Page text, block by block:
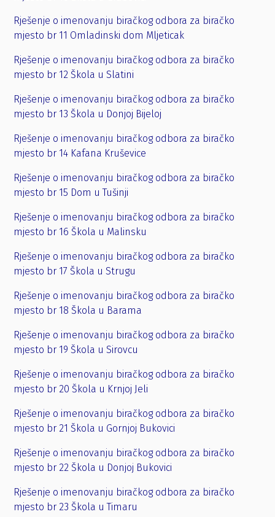
Rješenje o imenovanju biračkog odbora za biračko
mjesto br 11 Omladinski dom Mljeticak
Rješenje o imenovanju biračkog odbora za biračko
mjesto br 12 Škola u Slatini
Rješenje o imenovanju biračkog odbora za biračko
mjesto br 13 Škola u Donjoj Bijeloj
Rješenje o imenovanju biračkog odbora za biračko
mjesto br 14 Kafana Kruševice
Rješenje o imenovanju biračkog odbora za biračko
mjesto br 15 Dom u Tušinji
Rješenje o imenovanju biračkog odbora za biračko
mjesto br 16 Škola u Malinsku
Rješenje o imenovanju biračkog odbora za biračko
mjesto br 17 Škola u Strugu
Rješenje o imenovanju biračkog odbora za biračko
mjesto br 18 Škola u Barama
Rješenje o imenovanju biračkog odbora za biračko
mjesto br 19 Škola u Sirovcu
Rješenje o imenovanju biračkog odbora za biračko
mjesto br 20 Škola u Krnjoj Jeli
Rješenje o imenovanju biračkog odbora za biračko
mjesto br 21 Škola u Gornjoj Bukovici
Rješenje o imenovanju biračkog odbora za biračko
mjesto br 22 Škola u Donjoj Bukovici
Rješenje o imenovanju biračkog odbora za biračko
mjesto br 23 Škola u Timaru